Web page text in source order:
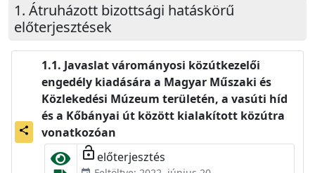
Átruházott bizottsági hatáskörű
előterjesztések
share
Javaslat várományosi közútkezelői
engedély kiadására a Magyar Műszaki és
Közlekedési Múzeum területén, a vasúti híd
és a Kőbányai út között kialakított közútra
vonatkozóan
lock_open előterjesztés